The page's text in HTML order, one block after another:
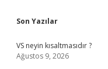
Sidebar
Son Yazılar
VS neyin kısaltmasıdır ?
Ağustos 9, 2026